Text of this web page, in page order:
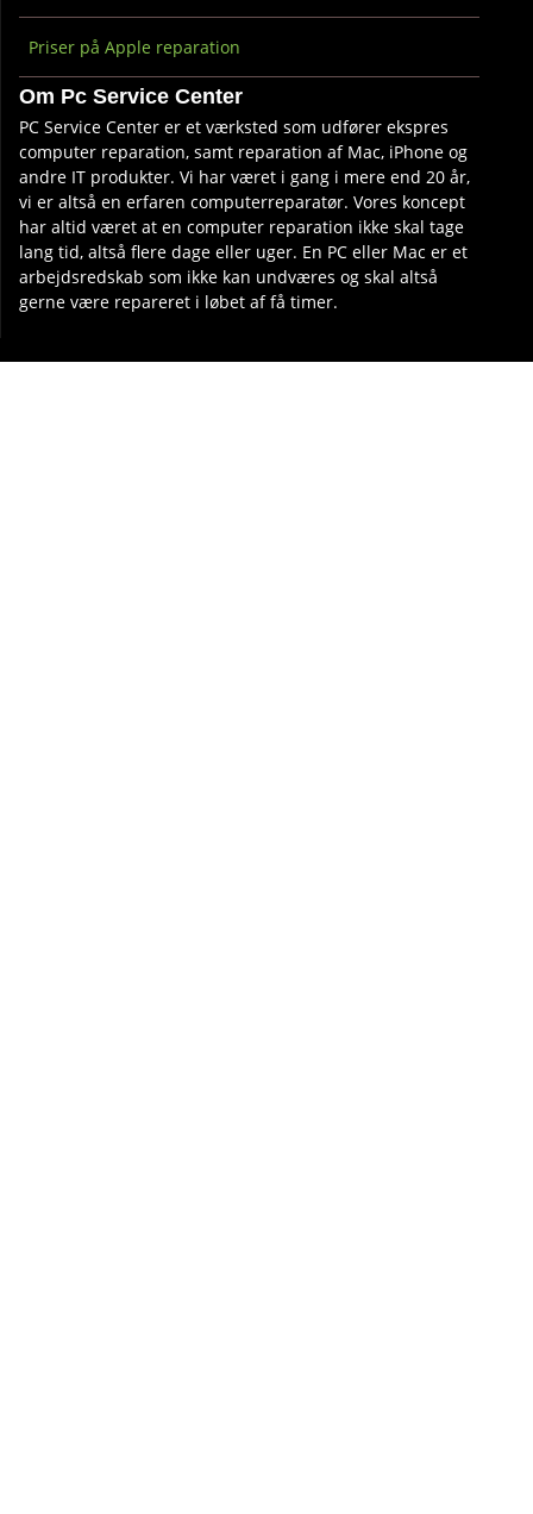
Priser på Apple reparation
Om Pc Service Center
PC Service Center er et værksted som udfører ekspres
computer reparation, samt reparation af Mac, iPhone og
andre IT produkter. Vi har været i gang i mere end 20 år,
vi er altså en erfaren computerreparatør. Vores koncept
har altid været at en computer reparation ikke skal tage
lang tid, altså flere dage eller uger. En PC eller Mac er et
arbejdsredskab som ikke kan undværes og skal altså
gerne være repareret i løbet af få timer.